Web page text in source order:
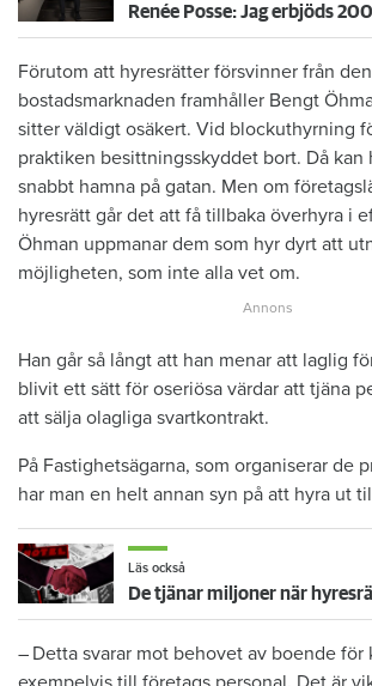
Förutom att hyresrätter försvinner från
bostadsmarknaden framhåller Bengt
sitter väldigt osäkert. Vid blockuthyrning
praktiken besittningsskyddet bort. Då kan
snabbt hamna på gatan. Men om
hyresrätt går det att få tillbaka överhyra i
Öhman uppmanar dem som hyr dyrt att
möjligheten, som inte alla vet om.
Han går så långt att han menar att laglig
blivit ett sätt för oseriösa värdar att tjäna
att sälja olagliga svart­­kontrakt.
På Fastighetsägarna, som organiserar de
har man en helt annan syn på att hyra ut
Läs också
De tjänar miljoner när
– Detta svarar mot behovet av ­boende